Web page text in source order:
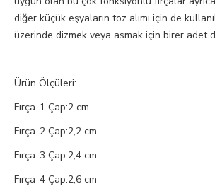
diğer küçük eşyaların toz alımı için de
üzerinde dizmek veya asmak için birer adet
Ürün Ölçüleri:
Fırça-1 Çap:2 cm
Fırça-2 Çap:2,2 cm
Fırça-3 Çap:2,4 cm
Fırça-4 Çap:2,6 cm